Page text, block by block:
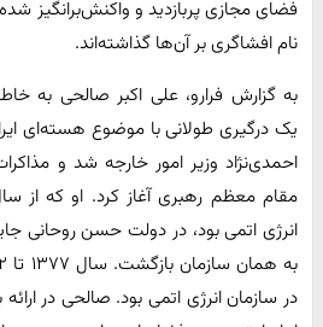
فضای مجازی پربازدید و واکنش‌برانگیز
نام افشاگری بر آن‌ها گذاشته‌اند.
به گزارش فرارو، علی اکبر صالحی به
یک درگیری طولانی با موضوع هسته‌ای
احمدی‌نژاد وزیر امور خارجه شد و
انرژی اتمی بود، در دولت حسن روحانی
در سازمان انرژی اتمی بود. صالحی در